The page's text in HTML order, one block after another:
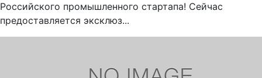
Российского промышленного стартапа! Сейчас
предоставляется эксклюз...